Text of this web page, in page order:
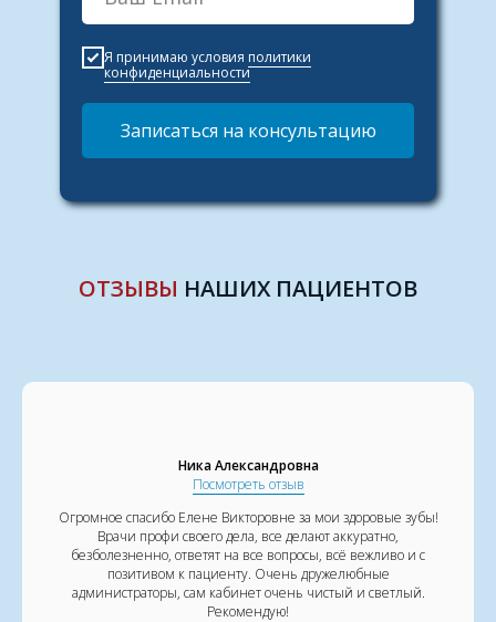
Я принимаю условия политики
конфиденциальности
Записаться на консультацию
ОТЗЫВЫ НАШИХ ПАЦИЕНТОВ
​Ника Александровна
Посмотреть отзыв
Огромное спасибо Елене Викторовне за мои здоровые зубы!
Врачи профи своего дела, все делают аккуратно,
безболезненно, ответят на все вопросы, всё вежливо и с
позитивом к пациенту. Очень дружелюбные
администраторы, сам кабинет очень чистый и светлый.
Рекомендую!